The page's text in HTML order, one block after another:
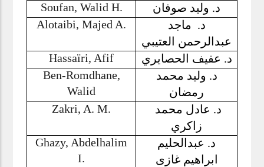
د. وليد صوفان
Soufan, Walid H.
د. ماجد
عبدالرحمن العتيبي
Alotaibi, Majed A.
د. عفيف الحصايري
Hassaïri, Afif
د. وليد محمد
رمضان
Ben-Romdhane,
Walid
د. عادل محمد
زاكري
Zakri, A. M.
د. عبدالحليم
ابراهيم غازى
Ghazy, Abdelhalim
I.